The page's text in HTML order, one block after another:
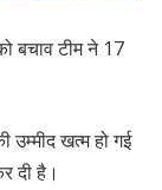
बचाव टीम ने 17
खत्म हो गई
दी है।